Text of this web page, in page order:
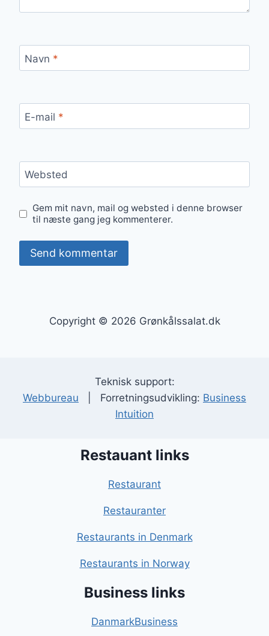
Navn *
E-mail *
Websted
Gem mit navn, mail og websted i denne browser
til næste gang jeg kommenterer.
Copyright © 2026 Grønkålssalat.dk
Teknisk support:
Webbureau | Forretningsudvikling: Business
Intuition
Restauant links
Restaurant
Restauranter
Restaurants in Denmark
Restaurants in Norway
Business links
DanmarkBusiness